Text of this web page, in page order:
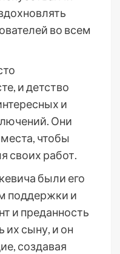
во всем
и детство
и
Они
чтобы
своих работ.
были его
поддержки и
и преданность
их сыну, и он
создавая